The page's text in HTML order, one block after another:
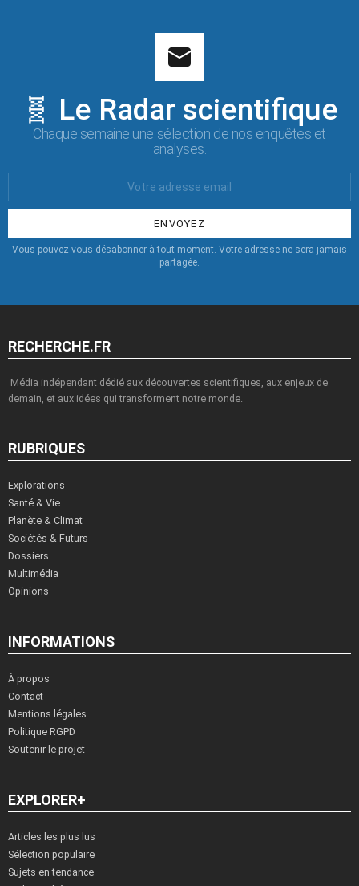
🧬 Le Radar scientifique
Chaque semaine une sélection de nos enquêtes et
analyses.
:
Vous pouvez vous désabonner à tout moment. Votre adresse ne sera jamais
partagée.
RECHERCHE.FR
Média indépendant dédié aux découvertes scientifiques, aux enjeux de
demain, et aux idées qui transforment notre monde.
RUBRIQUES
Explorations
Santé & Vie
Planète & Climat
Sociétés & Futurs
Dossiers
Multimédia
Opinions
INFORMATIONS
À propos
Contact
Mentions légales
Politique RGPD
Soutenir le projet
EXPLORER+
Articles les plus lus
Sélection populaire
Sujets en tendance